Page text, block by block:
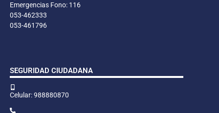
Emergencias Fono: 116
053-462333
053-461796
SEGURIDAD CIUDADANA
Celular: 988880870